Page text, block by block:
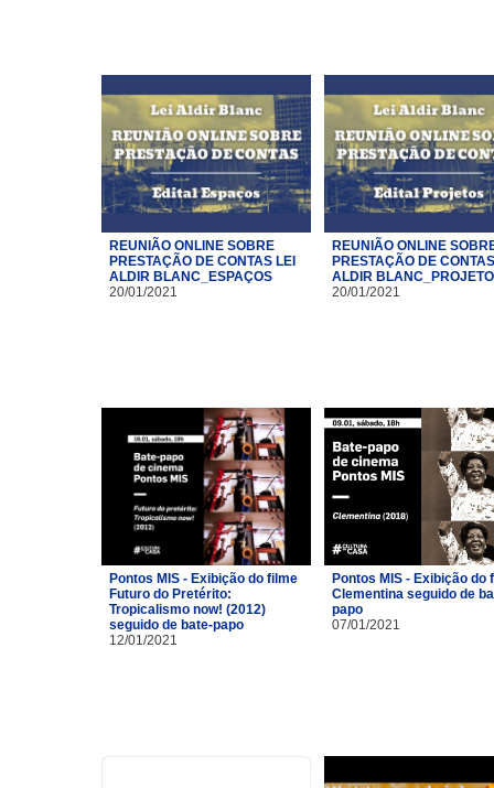
REUNIÃO ONLINE SOBRE
PRESTAÇÃO DE CONTAS LEI
ALDIR BLANC_ESPAÇOS
20/01/2021
REUNIÃO ONLINE
PRESTAÇÃO DE
ALDIR
20/01/2021
Pontos MIS - Exibição do filme
Futuro do Pretérito:
Tropicalismo now! (2012)
seguido de bate-papo
12/01/2021
Pontos MIS - Exibição do
Clementina seguido de
papo
07/01/2021